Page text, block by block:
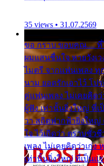
35 views • 31.07.2569
ขอ กราบ ขอบคุณ.... ที่
ผมแสนชื่นใจ หายวังเว
ไมตรี จากแฟนเพลง
นาม ยอดรักเอาไว้ โป
คู่แฟนเพลง ไม่เคยคิด
ผู้ฟัง เท่านั้นยิ่งใหญ่ ที่เ
วา สถิตฟากฟ้ายิ่งใหญ่
ใจ ไว้เถิดว่า ตราบชั่ว
เพลง ไม่เคยคิดว่าเก่
เท่านั้นยิ่งใหญ่ ที่เป็นแ